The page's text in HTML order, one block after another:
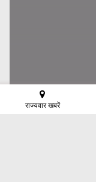
राज्यवार खबरें